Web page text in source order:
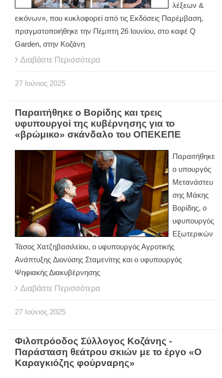
λέξεων &
εικόνων», που κυκλοφορεί από τις Εκδόσεις Παρέμβαση,
πραγματοποιήθηκε την Πέμπτη 26 Ιουνίου, στο καφέ Q
Garden, στην Κοζάνη
Διαβάστε Περισσότερα
27 Ιούνιος 2025
Παραιτήθηκε ο Βορίδης και τρεις
υφυπουργοί της κυβέρνησης για το
«βρώμικο» σκάνδαλο του ΟΠΕΚΕΠΕ
Παραιτήθηκε
ο υπουργός
Μετανάστευ
σης Μάκης
Βορίδης, ο
υφυπουργός
Εξωτερικών
Τάσος Χατζηβασιλείου, ο υφυπουργός Αγροτικής
Ανάπτυξης Διονύσης Σταμενίτης και ο υφυπουργός
Ψηφιακής Διακυβέρνησης
Διαβάστε Περισσότερα
27 Ιούνιος 2025
Φιλοπρόοδος Σύλλογος Κοζάνης -
Παράσταση θεάτρου σκιών με το έργο «Ο
Καραγκιόζης φούρναρης»